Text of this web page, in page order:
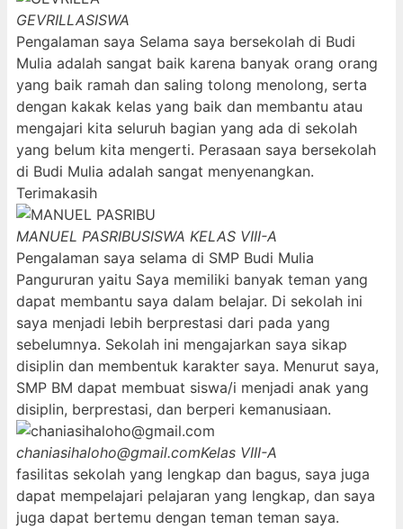
GEVRILLASISWA
Pengalaman saya Selama saya bersekolah di Budi
Mulia adalah sangat baik karena banyak orang orang
yang baik ramah dan saling tolong menolong, serta
dengan kakak kelas yang baik dan membantu atau
mengajari kita seluruh bagian yang ada di sekolah
yang belum kita mengerti. Perasaan saya bersekolah
di Budi Mulia adalah sangat menyenangkan.
Terimakasih
MANUEL PASRIBUSISWA KELAS VIII-A
Pengalaman saya selama di SMP Budi Mulia
Pangururan yaitu Saya memiliki banyak teman yang
dapat membantu saya dalam belajar. Di sekolah ini
saya menjadi lebih berprestasi dari pada yang
sebelumnya. Sekolah ini mengajarkan saya sikap
disiplin dan membentuk karakter saya. Menurut saya,
SMP BM dapat membuat siswa/i menjadi anak yang
disiplin, berprestasi, dan berperi kemanusiaan.
chaniasihaloho@gmail.comKelas VIII-A
fasilitas sekolah yang lengkap dan bagus, saya juga
dapat mempelajari pelajaran yang lengkap, dan saya
juga dapat bertemu dengan teman teman saya.